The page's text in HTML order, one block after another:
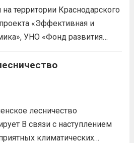
и правовое обеспечение;
для предпринимателей по
Единый налоговый
Часы работы: 08:00-17:00
территории Краснодарского
«Эффективная и
УНО «Фонд развития
субъектов малого и
и граждан,
лесничество
В связи с наступлением
климатических